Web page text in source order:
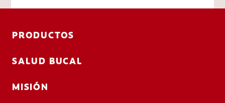
PRODUCTOS
SALUD BUCAL
MISIÓN